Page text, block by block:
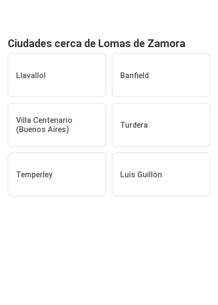
Ciudades cerca de Lomas de Zamora
Llavallol Banfield
Villa Centenario
(Buenos Aires)
Turdera
Temperley Luis Guillón